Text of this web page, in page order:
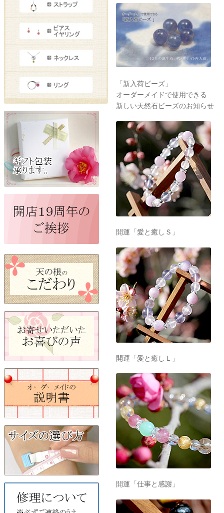
「新入荷ビーズ」
オーダーメイドで使用できる
新しい天然石ビーズのお知らせ
開運「愛と癒しＳ」
開運「愛と癒しＬ」
開運「仕事と感謝」